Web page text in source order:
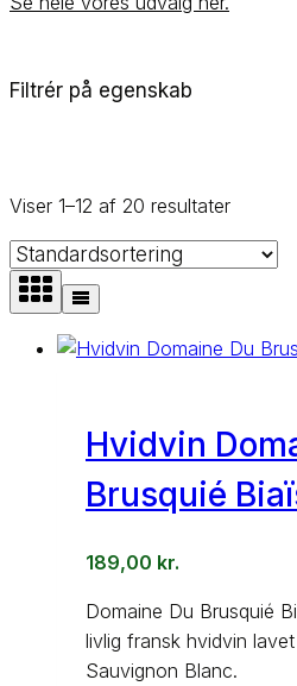
Viser 1–12 af 20 resultater
Hvidvin
Brusquié
189,00 kr.
Domaine Du Brusquié
livlig fransk hvidvin
Sauvignon Blanc.
Filtrér på egenskab